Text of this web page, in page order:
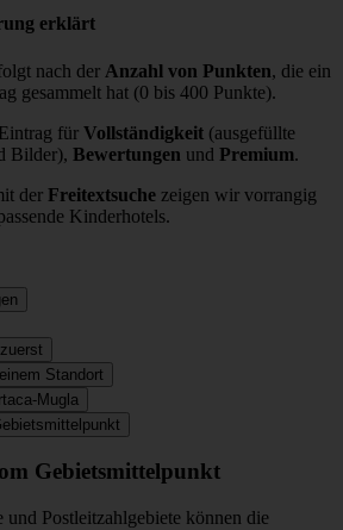
erklärt
nach der Anzahl von Punkten, die ein
gesammelt hat (0 bis 400 Punkte).
für Vollständigkeit (ausgefüllte
Bilder), Bewertungen und Premium.
der Freitextsuche zeigen wir vorrangig
Kinderhotels.
Standort
Mugla
Gebietsmittelpunkt
und Postleitzahlgebiete können die